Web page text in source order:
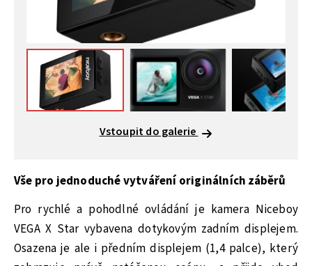
Vstoupit do galerie
Vše pro jednoduché vytváření originálních záběrů
Pro rychlé a pohodlné ovládání je kamera Niceboy
VEGA X Star vybavena dotykovým zadním displejem.
Osazena je ale i předním displejem (1,4 palce), který